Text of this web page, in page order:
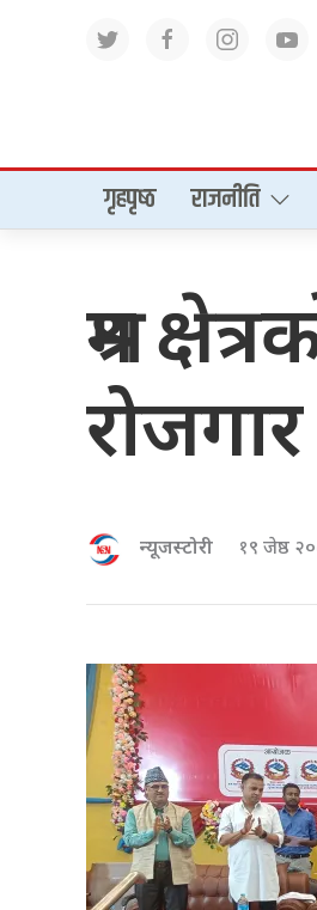
गृहपृष्‍ठ राजनीति
श्रम
न्यूजस्टोरी १९ जेष्ठ